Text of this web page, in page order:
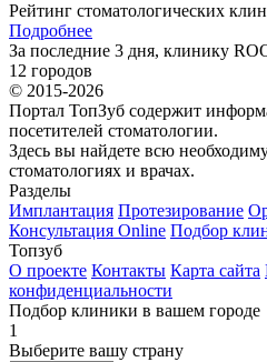
Рейтинг стоматологических
Подробнее
За последние 3 дня, клинику
12 городов
© 2015-2026
Портал ТопЗуб содержит
посетителей стоматологии.
Здесь вы найдете всю
стоматологиях и врачах.
Разделы
Имплантация Протезирование
Консультация Online Подбор
Топзуб
О проекте Контакты Карта сайта
конфиденциальности
Подбор клиники в вашем городе
1
Выберите вашу страну